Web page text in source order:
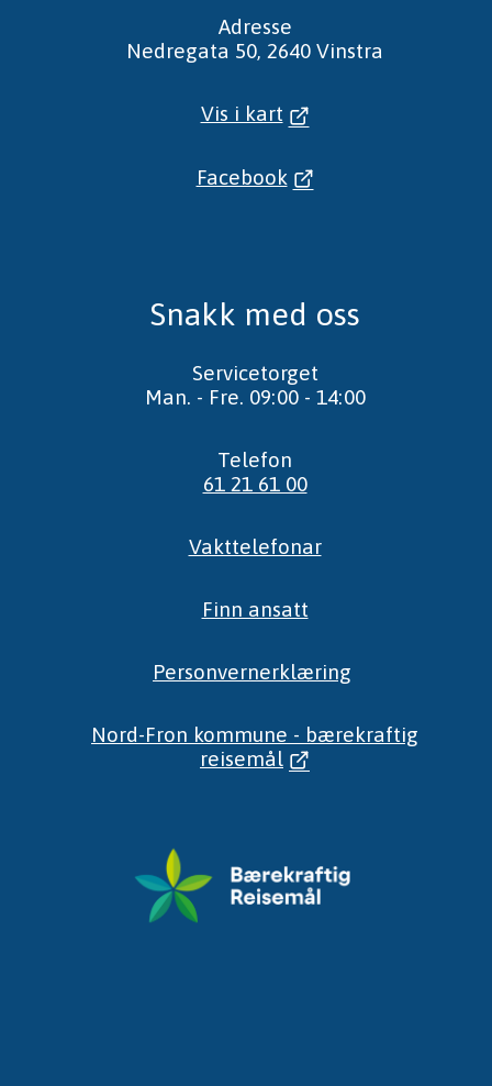
Adresse
Nedregata 50, 2640 Vinstra
Vis i kart
Facebook
Snakk med oss
Servicetorget
Man. - Fre. 09:00 - 14:00
Telefon
61 21 61 00
Vakttelefonar
Finn ansatt
Personvernerklæring
Nord-Fron kommune - bærekraftig
reisemål